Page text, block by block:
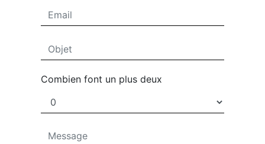
Combien font un plus deux